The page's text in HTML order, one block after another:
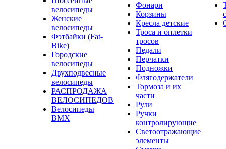
велосипеды
Женские
велосипеды
Фэтбайки (Fat-
Bike)
Городские
велосипеды
Двухподвесные
велосипеды
РАСПРОДАЖА
ВЕЛОСИПЕДОВ
Велосипеды
BMX
Фонари
Корзины
Кресла детские
Троса и оплетки
тросов
Педали
Перчатки
Подножки
Флягодержатели
Тормоза и их
части
Рули
Ручки
контролирующие
Светоотражающие
элементы